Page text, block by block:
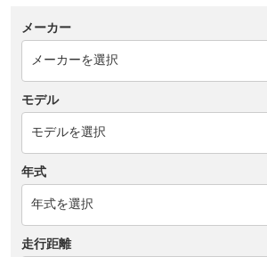
メーカー
モデル
年式
走行距離